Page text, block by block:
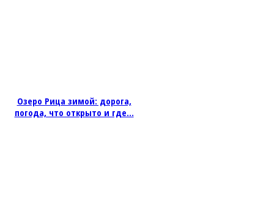
Озеро Рица зимой: дорога,
погода, что открыто и где...